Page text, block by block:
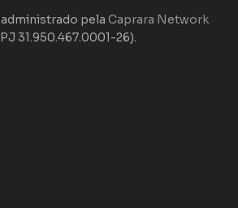
pela Caprara Network
31.950.467.0001-26).